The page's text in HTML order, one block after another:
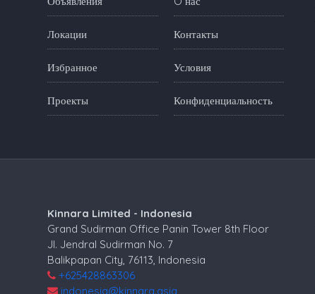
Локации
Избранное
Проекты
Контакты
Условия
Конфиденциальность
Kinnara Limited - Indonesia
Grand Sudirman Office Panin Tower 8th Floor
Jl. Jendral Sudirman No. 7
Balikpapan City, 76113, Indonesia
+625428863306
indonesia@kinnara.asia